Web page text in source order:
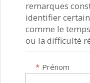
remarques
identifier
comme le
ou la difficulté
Prénom
*